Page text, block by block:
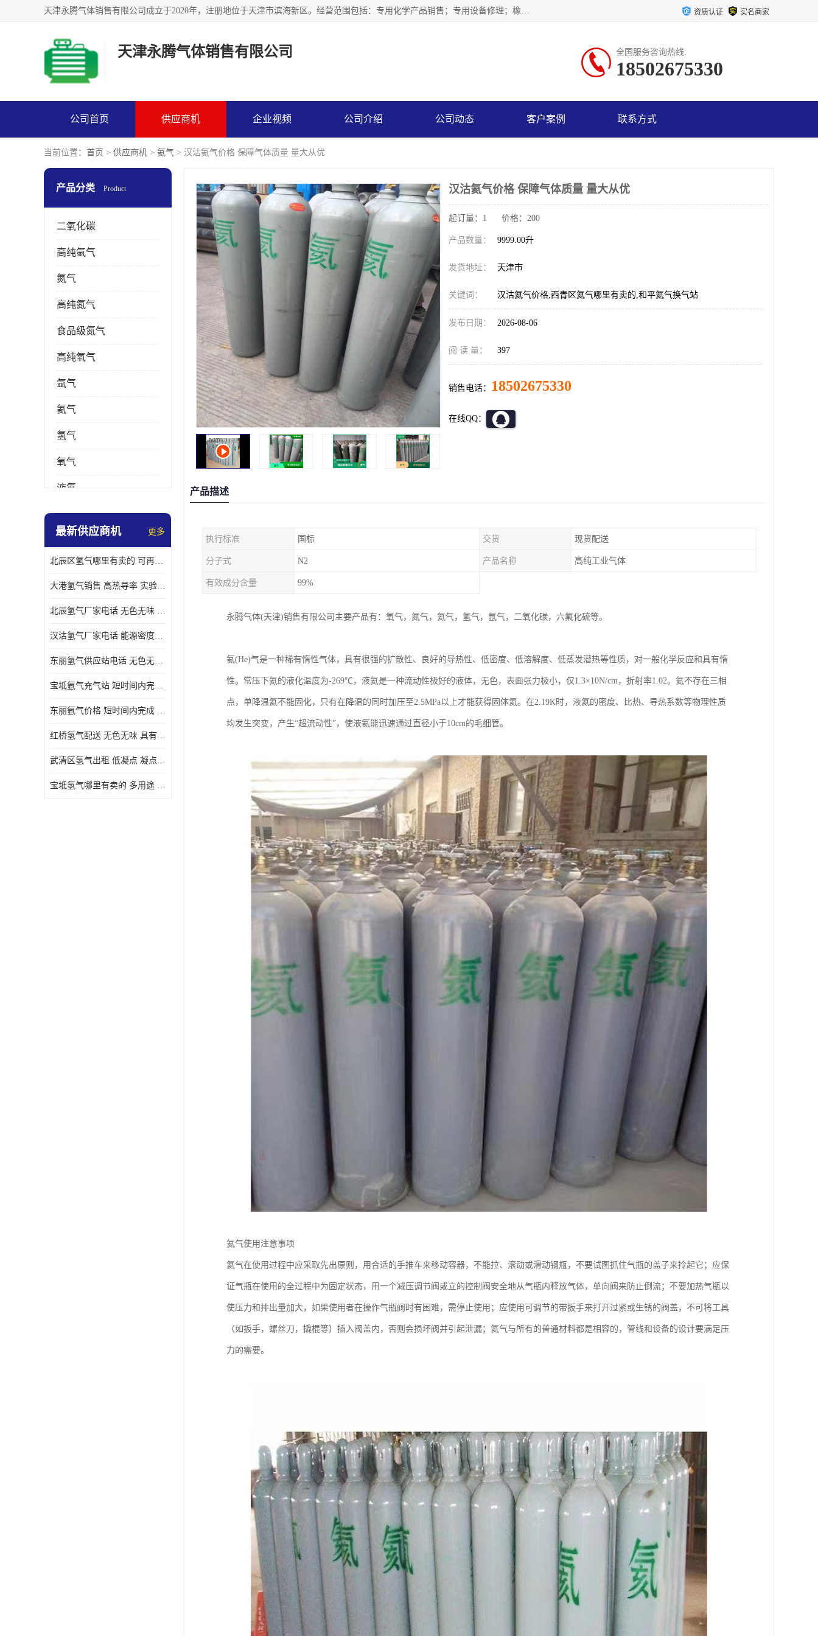
天津永腾气体销售有限公司成立于2020年，注册地位于天津市滨海新区。经营范围包括：专用化学产品销售；专用设备修理；橡胶制品销售；气体压缩机械销售；特种设备销售；仪器仪表销售；机械设备租赁；五金产品批发；食品添加剂销售等，主要供应：氧气、乙炔、氮气、氩气、氢气、氦气、液氨、液氮、一氧化碳、二氧化碳等，各种工业气体，高纯气体，食品级气体。 资质认证 实名商家
天津永腾气体销售有限公司 全国服务咨询热线:
18502675330
公司首页 供应商机 企业视频 公司介绍 公司动态 客户案例 联系方式
当前位置： 首页 > 供应商机 > 氦气 > 汉沽氦气价格 保障气体质量 量大从优
产品分类 Product
二氧化碳
高纯氩气
氮气
高纯氮气
食品级氮气
高纯氧气
氩气
氦气
氢气
氧气
液氮
乙炔
最新供应商机 更多
北辰区氢气哪里有卖的 可再生 实验室应用
大港氢气销售 高热导率 实验室应用
北辰氢气厂家电话 无色无味 凝点为-259
汉沽氢气厂家电话 能源密度高 储存和传输便利
东丽氢气供应站电话 无色无味 储存和传输便利
宝坻氩气充气站 短时间内完成 人员经过培训
东丽氩气价格 短时间内完成 物流管理优良
红桥氢气配送 无色无味 具有较低的密度
武清区氢气出租 低凝点 凝点为-259
宝坻氢气哪里有卖的 多用途 可以在空气中上升
汉沽氦气价格 保障气体质量 量大从优
起订量：1 价格：200
产品数量： 9999.00升
发货地址： 天津市
关键词： 汉沽氦气价格,西青区氦气哪里有卖的,和平氦气换气站
发布日期： 2026-08-06
阅 读 量： 397
销售电话： 18502675330
在线QQ：
产品描述
执行标准 国标 交货 现货配送
分子式 N2 产品名称 高纯工业气体
有效成分含量 99%
永腾气体(天津)销售有限公司主要产品有：氧气，氮气，氦气，氢气，氩气，二氧化碳，六氟化硫等。
氦(He)气是一种稀有惰性气体，具有很强的扩散性、良好的导热性、低密度、低溶解度、低蒸发潜热等性质，对一般化学反应和具有惰
性。常压下氦的液化温度为-269℃，液氦是一种流动性极好的液体，无色，表面张力极小，仅1.3×10N/cm，折射率1.02。氦不存在三相
点，单降温氦不能固化，只有在降温的同时加压至2.5MPa以上才能获得固体氦。在2.19K时，液氦的密度、比热、导热系数等物理性质
均发生突变，产生“超流动性”，使液氦能迅速通过直径小于10cm的毛细管。
氦气使用注意事项
氦气在使用过程中应采取先出原则，用合适的手推车来移动容器，不能拉、滚动或滑动钢瓶，不要试图抓住气瓶的盖子来拎起它；应保
证气瓶在使用的全过程中为固定状态，用一个减压调节阀或立的控制阀安全地从气瓶内释放气体，单向阀来防止倒流；不要加热气瓶以
使压力和排出量加大，如果使用者在操作气瓶阀时有困难，需停止使用；应使用可调节的带扳手来打开过紧或生锈的阀盖，不可将工具
（如扳手，螺丝刀，撬棍等）插入阀盖内，否则会损坏阀并引起泄漏；氦气与所有的普通材料都是相容的，管线和设备的设计要满足压
力的需要。